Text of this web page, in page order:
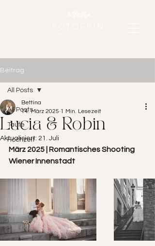
Beitrag
All Posts
Taufe
Hochzeit
All Posts
Lucia & Robin
Bettina
14. März 2025 1 Min. Lesezeit
Aktualisiert: 21. Juli
März 2025 | Romantisches Shooting
Wiener Innenstadt